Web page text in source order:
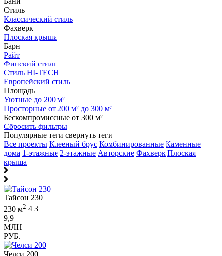
Стиль
Классический стиль
Фахверк
Плоская крыша
Барн
Райт
Финский стиль
Стиль HI-TECH
Европейский стиль
Площадь
Уютные до 200 м²
Просторные от 200 м² до 300 м²
Бескомпромиссные от 300 м²
Сбросить фильтры
Популярные теги свернуть теги
Все проекты Клееный брус Комбинированные Каменные
дома 1-этажные 2-этажные Авторские Фахверк Плоская
крыша
Тайсон 230
230 м2 4 3
9,9
МЛН
РУБ.
Челси 200